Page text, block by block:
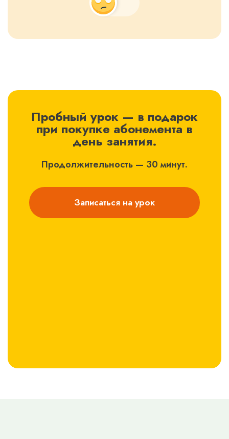
Пробный урок — в подарок
при покупке абонемента в
день занятия.
Продолжительность — 30 минут.
Записаться на урок